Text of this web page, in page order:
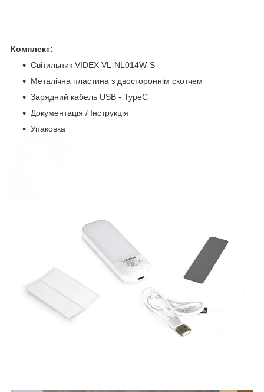
Комплект:
Світильник VIDEX VL-NL014W-S
Металічна пластина з двостороннім скотчем
Зарядний кабель USB - TypeC
Документація / Інструкція
Упаковка